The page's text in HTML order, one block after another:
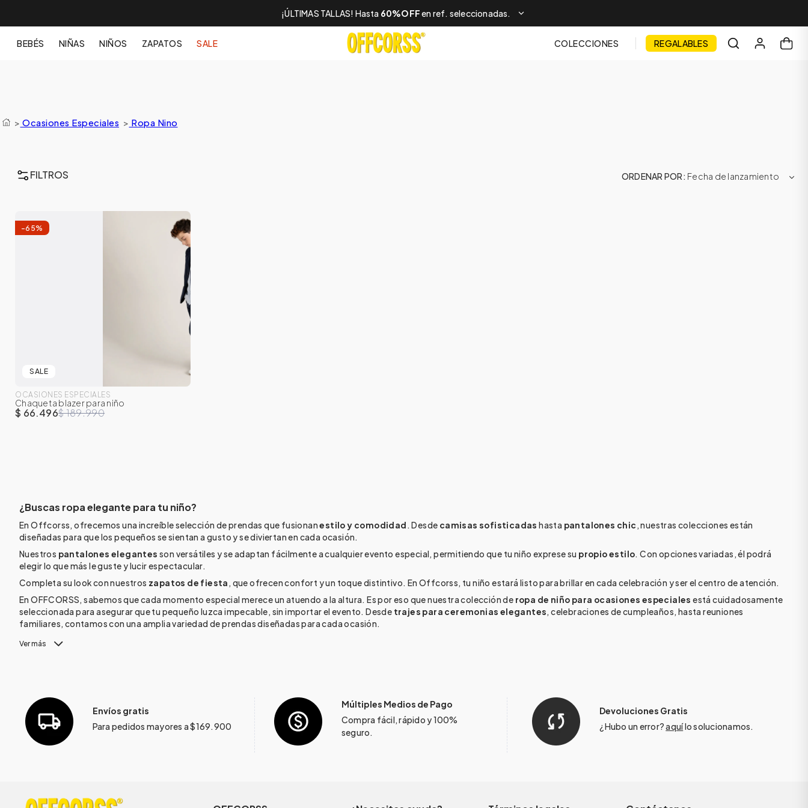
¡ÚLTIMAS TALLAS! Hasta 60%OFFen ref. seleccionadas.
BEBÉS NIÑAS NIÑOS ZAPATOS SALE COLECCIONES REGALABLES
> Ocasiones Especiales > Ropa Nino
FILTROS ORDENAR POR Fecha de lanzamiento
-65%
SALE
OCASIONES ESPECIALES
Chaqueta blazer para niño
$ 66.496$ 189.990
¿Buscas ropa elegante para tu niño?
En Offcorss, ofrecemos una increíble selección de prendas que fusionanestilo y comodidad . Desde camisas sofisticadas hasta pantalones chic , nuestras colecciones están
diseñadas para que los pequeños se sientan a gusto y se diviertan en cada ocasión.
Nuestros pantalones elegantes son versátiles y se adaptan fácilmente a cualquier evento especial, permitiendo que tu niño exprese su propio estilo. Con opciones variadas, él podrá
elegir lo que más le guste y lucir espectacular.
Completa su look con nuestros zapatos de fiesta , que ofrecen confort y un toque distintivo. En Offcorss, tu niño estará listo para brillar en cada celebración y ser el centro de atención.
En OFFCORSS, sabemos que cada momento especial merece un atuendo a la altura. Es por eso que nuestra colección de ropa de niño para ocasiones especiales está cuidadosamente
seleccionada para asegurar que tu pequeño luzca impecable, sin importar el evento. Desde trajes para ceremonias elegantes, celebraciones de cumpleaños, hasta reuniones
familiares, contamos con una amplia variedad de prendas diseñadas para cada ocasión.
Ver más
Envíos gratis
Para pedidos mayores a $169.900
Múltiples Medios de Pago
Compra fácil, rápido y 100%
seguro.
Devoluciones Gratis
¿Hubo un error?aquílo solucionamos.